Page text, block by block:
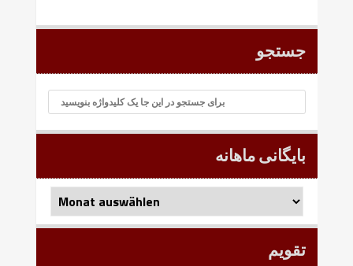
جستجو
بایگانی ماهانه
بایگانی
ماهانه
تقویم